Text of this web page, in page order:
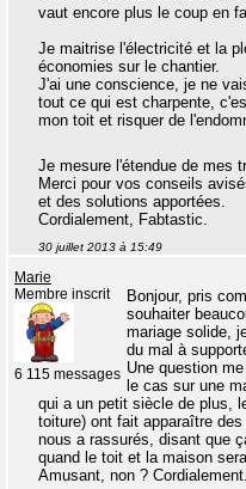
vaut encore plus le coup en
Je maitrise l'électricité et la
économies sur le chantier.
J'ai une conscience, je ne
tout ce qui est charpente,
mon toit et risquer de
Je mesure l'étendue de mes
Merci pour vos conseils
et des solutions apportées.
Cordialement, Fabtastic.
30 juillet 2013 à 15:49
Marie
Membre inscrit
6 115 messages
Bonjour, pris
souhaiter
mariage solide,
du mal à
Une question
le cas sur une
qui a un petit siècle de plus,
toiture) ont fait apparaître
nous a rassurés, disant que
quand le toit et la maison
Amusant, non ?